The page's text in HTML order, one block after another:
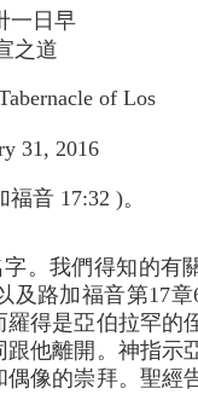
一日早
之道
of Los
31, 2016
音 17:32 )。
。我們得知的有
及路加福音第17章
得是亞伯拉罕的
他離開。神指示
像的崇拜。聖經